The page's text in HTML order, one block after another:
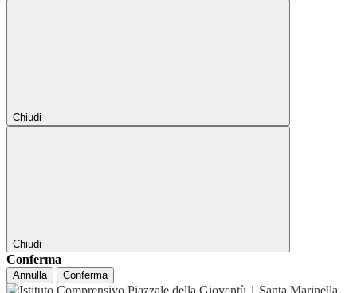
Chiudi
Chiudi
Conferma
Annulla Conferma